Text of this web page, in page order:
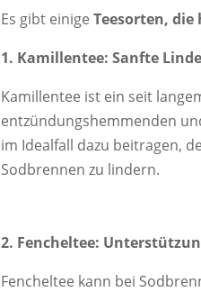
Es gibt einigeTeesorten,
1. Kamillentee: Sanfte
Kamillentee ist ein seit
entzündungshemmenden
im Idealfall dazu beitragen,
Sodbrennen zu lindern.
2. Fencheltee:
Fencheltee kann bei